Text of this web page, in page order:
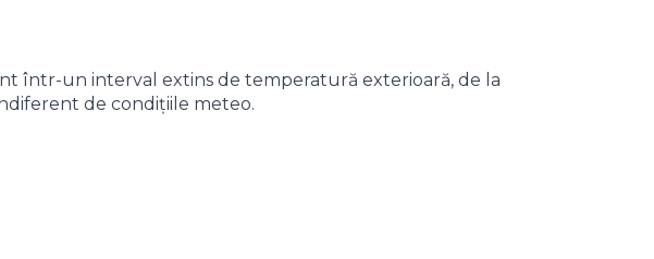
într-un interval extins de temperatură exterioară, de la
de condițiile meteo.